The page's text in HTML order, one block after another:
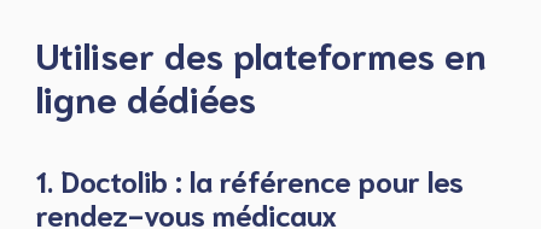
Utiliser des plateformes en
ligne dédiées
1. Doctolib : la référence pour les
rendez-vous médicaux